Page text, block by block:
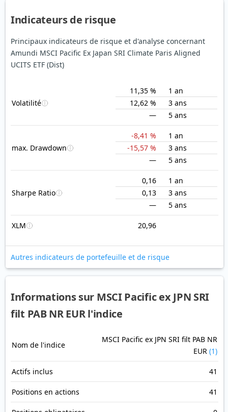
Indicateurs de risque
Principaux indicateurs de risque et d'analyse concernant
Amundi MSCI Pacific Ex Japan SRI Climate Paris Aligned
UCITS ETF (Dist)
Volatilité
11,35 %
1 an
12,62 %
3 ans
—
5 ans
max. Drawdown
-8,41 %
1 an
-15,57 %
3 ans
—
5 ans
Sharpe Ratio
0,16
1 an
0,13
3 ans
—
5 ans
XLM 20,96
Autres indicateurs de portefeuille et de risque
Informations sur MSCI Pacific ex JPN SRI
filt PAB NR EUR l'indice
Nom de l'indice
MSCI Pacific ex JPN SRI filt PAB NR
EUR (1)
Actifs inclus 41
Positions en actions 41